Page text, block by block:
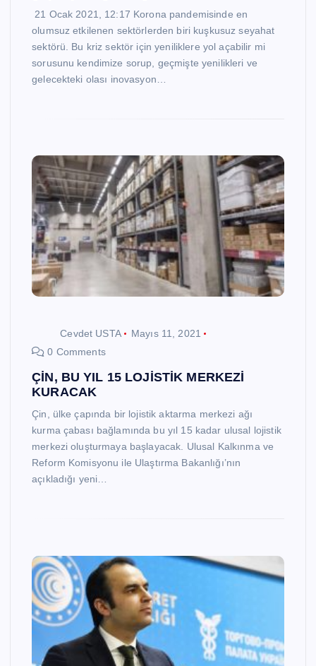
21 Ocak 2021, 12:17 Korona pandemisinde en
olumsuz etkilenen sektörlerden biri kuşkusuz seyahat
sektörü. Bu kriz sektör için yeniliklere yol açabilir mi
sorusunu kendimize sorup, geçmişte yenilikleri ve
gelecekteki olası inovasyon…
Cevdet USTA
Mayıs 11, 2021
0 Comments
ÇİN, BU YIL 15 LOJİSTİK MERKEZİ
KURACAK
Çin, ülke çapında bir lojistik aktarma merkezi ağı
kurma çabası bağlamında bu yıl 15 kadar ulusal lojistik
merkezi oluşturmaya başlayacak. Ulusal Kalkınma ve
Reform Komisyonu ile Ulaştırma Bakanlığı’nın
açıkladığı yeni…